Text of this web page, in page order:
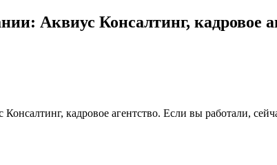
Аквиус Консалтинг, кадровое
кадровое агентство. Если вы работали,